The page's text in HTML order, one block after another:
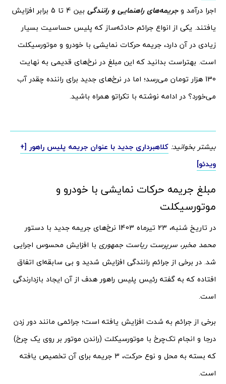
اجرا درآمد وجریمه‌های راهنمایی و رانندگی
بین 4 تا 5 برابر افزایش
یافتند. یکی از انواع جرائم حادثه‌ساز که پلیس حساسیت بسیار
زیادی در آن دارد، جریمه حرکات نمایشی با خودرو و موتورسیکلت
است. بهتراست بدانید که این مبلغ در نرخ‌های قدیمی به نهایت
130 هزار تومان می‌رسد؛ اما در نرخ‌های جدید برای راننده چقدر آب
می‌خورد؟ در ادامه نوشته با تکراتو همراه باشید.
بیشتر بخوانید: کلاهبرداری جدید با عنوان جریمه پلیس راهور [+
ویدئو]
مبلغ جریمه حرکات نمایشی با خودرو و
موتورسیکلت
در تاریخ شنبه، 23 تیرماه 1403 نرخ‌های جریمه جدید با دستور
محمد مخبر، سرپرست ریاست جمهوری با افزایش محسوس اجرایی
شد. در برخی از جرائم رانندگی افزایش شدید و بی سابقه‌ای اتفاق
افتاده که به گفته رئیس پلیس راهور هدف از آن ایجاد بازدارندگی
است.
برخی از جرائم به شدت افزایش یافته است؛ جرائمی مانند دور زدن
درجا و انجام تک‌چرخ با موتورسیکلت (راندن موتور بر روی یک چرخ)
که بسته به محل و نوع حرکت، 3 جریمه برای آن تخصیص یافته
است.